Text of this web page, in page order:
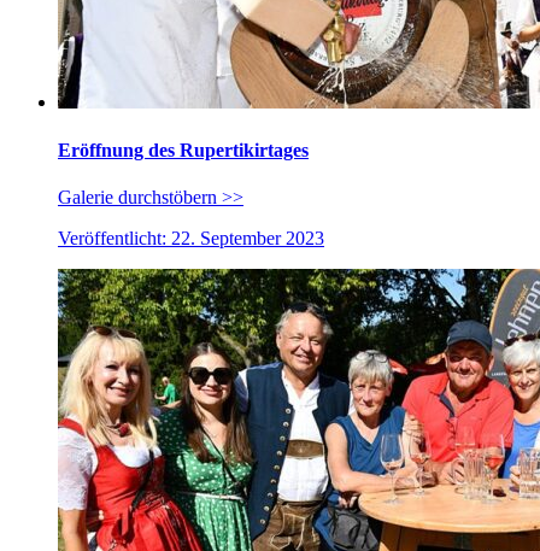
Eröffnung des Rupertikirtages
Galerie durchstöbern >>
Veröffentlicht: 22. September 2023